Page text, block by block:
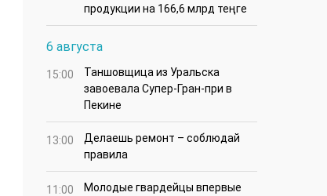
продукции на 166,6 млрд теңге
6 августа
15:00
Таншовщица из Уральска
завоевала Супер-Гран-при в
Пекине
13:00
Делаешь ремонт – соблюдай
правила
11:00
Молодые гвардейцы впервые